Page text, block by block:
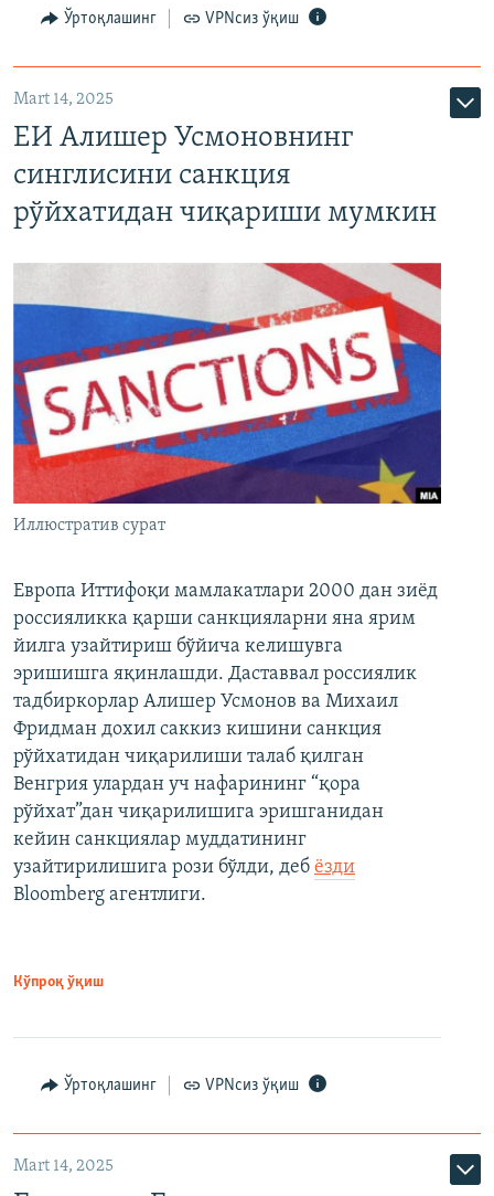
Ўртоқлашинг VPNсиз ўқиш
Mart 14, 2025
ЕИ Алишер Усмоновнинг
синглисини санкция
рўйхатидан чиқариши мумкин
Иллюстратив сурат
Европа Иттифоқи мамлакатлари 2000 дан зиёд
россияликка қарши санкцияларни яна ярим
йилга узайтириш бўйича келишувга
эришишга яқинлашди. Даставвал россиялик
тадбиркорлар Алишер Усмонов ва Михаил
Фридман дохил саккиз кишини санкция
рўйхатидан чиқарилиши талаб қилган
Венгрия улардан уч нафарининг “қора
рўйхат”дан чиқарилишига эришганидан
кейин санкциялар муддатининг
узайтирилишига рози бўлди, деб ёзди
Bloomberg агентлиги.
Кўпроқ ўқиш
Ўртоқлашинг VPNсиз ўқиш
Mart 14, 2025